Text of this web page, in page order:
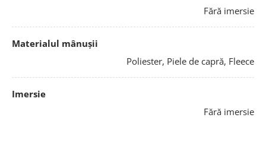
Fără imersie
Materialul mânușii
Poliester, Piele de capră, Fleece
Imersie
Fără imersie